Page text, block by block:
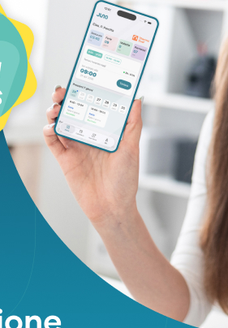
percezione degli italiani il
lo associa all’apertura di
Solo il 29% — meno di
madre. Vantaggi e svantaggi
con un giudizio medio
56% dei cittadini prenderebbe
ma con molta cautela.